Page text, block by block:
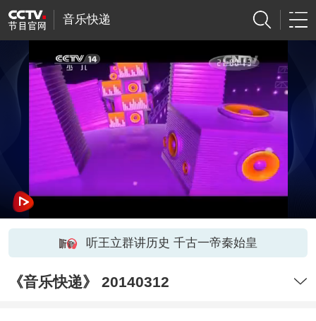
音乐快递
听王立群讲历史 千古一帝秦始皇
《音乐快递》 20140312